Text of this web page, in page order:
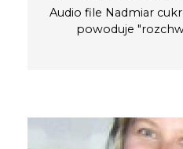
Audio file Nadmiar
powoduje